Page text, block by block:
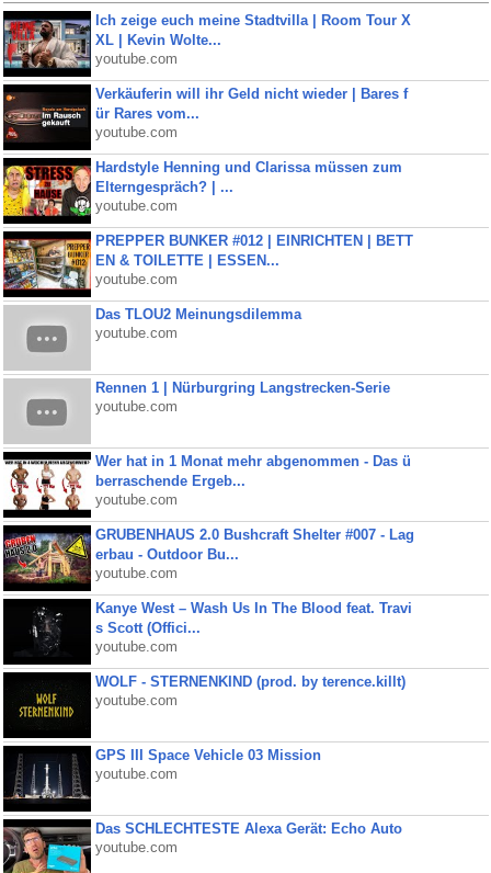
Ich zeige euch meine Stadtvilla | Room Tour X
XL | Kevin Wolte...
youtube.com
Verkäuferin will ihr Geld nicht wieder | Bares f
ür Rares vom...
youtube.com
Hardstyle Henning und Clarissa müssen zum
Elterngespräch? | ...
youtube.com
PREPPER BUNKER #012 | EINRICHTEN | BETT
EN & TOILETTE | ESSEN...
youtube.com
Das TLOU2 Meinungsdilemma
youtube.com
Rennen 1 | Nürburgring Langstrecken-Serie
youtube.com
Wer hat in 1 Monat mehr abgenommen - Das ü
berraschende Ergeb...
youtube.com
GRUBENHAUS 2.0 Bushcraft Shelter #007 - Lag
erbau - Outdoor Bu...
youtube.com
Kanye West – Wash Us In The Blood feat. Travi
s Scott (Offici...
youtube.com
WOLF - STERNENKIND (prod. by terence.killt)
youtube.com
GPS III Space Vehicle 03 Mission
youtube.com
Das SCHLECHTESTE Alexa Gerät: Echo Auto
youtube.com